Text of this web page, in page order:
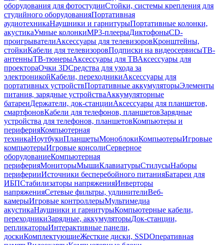
оборудования для фотостудииСтойки, системы крепления для
студийного оборудованияПортативная
аудиотехникаНаушники и гарнитурыПортативные колонки,
акустикаУмные колонкиMP3-плеерыДиктофоныCD-
проигрывателиАксессуары для телевизоровКронштейны,
стойкиКабели для телевизоровПодписки на видеосервисыТВ-
антенныТВ-тюнерыАксессуары для ТВАксессуары для
проектораОчки 3DСредства для ухода за
электроникойКабели, переходникиАксессуары для
портативных устройствПортативные аккумуляторыЭлементы
питания, зарядные устройстваАккумуляторные
батареиДержатели, док-станцииАксессуары для планшетов,
смартфоновКабели для телефонов, планшетовЗарядные
устройства для телефонов, планшетовКомпьютеры и
периферияКомпьютерная
техникаНоутбукиПланшетыМоноблокиКомпьютерыИгровые
компьютерыИгровые консолиСерверное
оборудованиеКомпьютерная
периферияМониторыМышиКлавиатурыСтилусыНаборы
периферииИсточники бесперебойного питанияБатареи для
ИБПСтабилизаторы напряженияИнверторы
напряженияСетевые фильтры, удлинителиВеб-
камерыИгровые контроллерыМультимедиа
акустикаНаушники и гарнитурыКомпьютерные кабели,
переходникиЗарядные, аккумуляторыДок-станции,
репликаторыИнтерактивные панели,
доскиКомплектующиеЖесткие диски, SSDОперативная